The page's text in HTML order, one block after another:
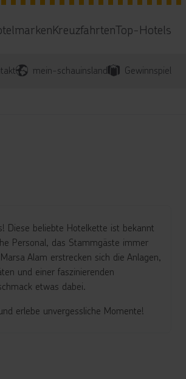
KreuzfahrtenTop-Hotels
mein-schauinsland Gewinnspiel
Diese beliebte Hotelkette ist bekannt
Personal, das Stammgäste immer
Alam erstrecken sich die Anlagen,
und einer faszinierenden
etwas dabei.
erlebe unvergessliche Momente!